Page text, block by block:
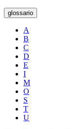
glossario
A
B
C
D
E
I
M
O
S
T
U